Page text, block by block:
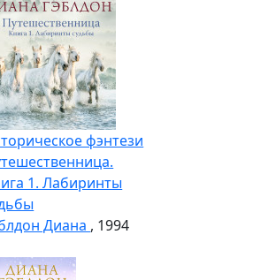
фэнтези
1. Лабиринты
Диана , 1994